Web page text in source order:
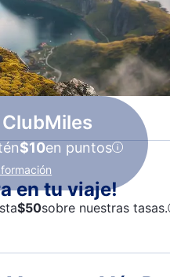
$10en puntos
en tu viaje!
$50sobre nuestras tasas.